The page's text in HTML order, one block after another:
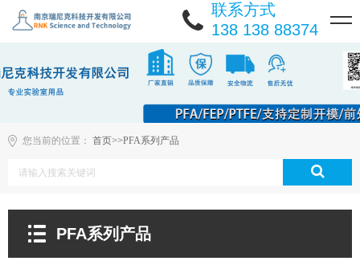
联系方式
138 138 88374
您当前的位置： 首页>>PFA系列产品
PFA系列产品